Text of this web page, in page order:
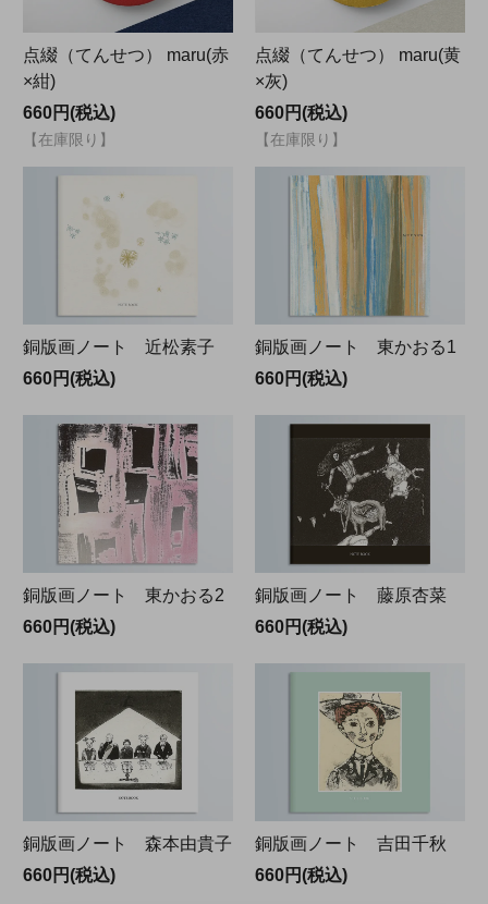
点綴（てんせつ） maru(赤
×紺)
660円(税込)
【在庫限り】
点綴（てんせつ） maru(黄
×灰)
660円(税込)
【在庫限り】
銅版画ノート 近松素子
660円(税込)
銅版画ノート 東かおる1
660円(税込)
銅版画ノート 東かおる2
660円(税込)
銅版画ノート 藤原杏菜
660円(税込)
銅版画ノート 森本由貴子
660円(税込)
銅版画ノート 吉田千秋
660円(税込)